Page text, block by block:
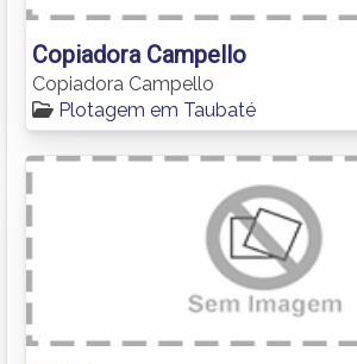
Copiadora Campello
Copiadora Campello
Plotagem em Taubaté